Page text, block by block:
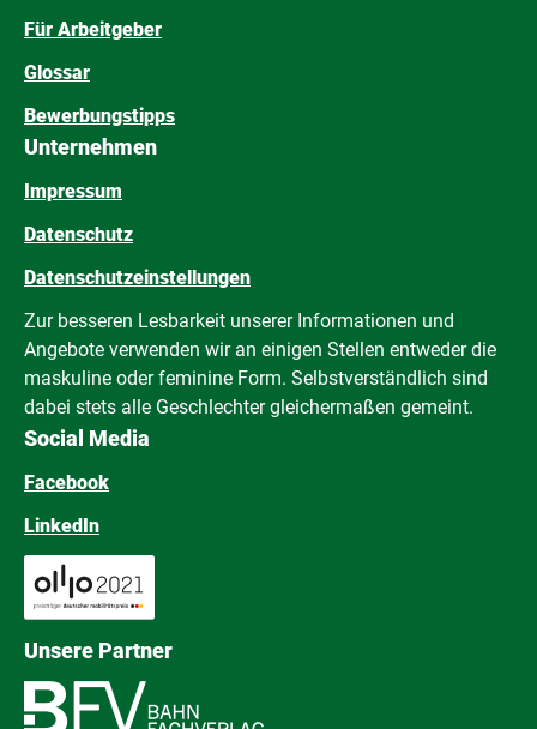
Für Arbeitgeber
Glossar
Bewerbungstipps
Unternehmen
Impressum
Datenschutz
Datenschutzeinstellungen
Zur besseren Lesbarkeit unserer Informationen und
Angebote verwenden wir an einigen Stellen entweder die
maskuline oder feminine Form. Selbstverständlich sind
dabei stets alle Geschlechter gleichermaßen gemeint.
Social Media
Facebook
LinkedIn
Unsere Partner